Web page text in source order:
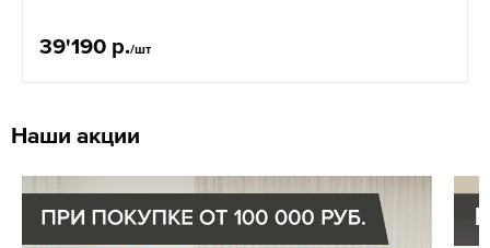
39'190 р./шт
Наши акции